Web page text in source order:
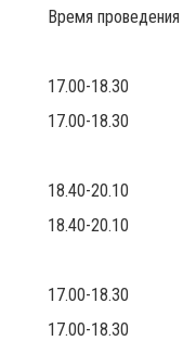
Время проведения
17.00-18.30
17.00-18.30
18.40-20.10
18.40-20.10
17.00-18.30
17.00-18.30